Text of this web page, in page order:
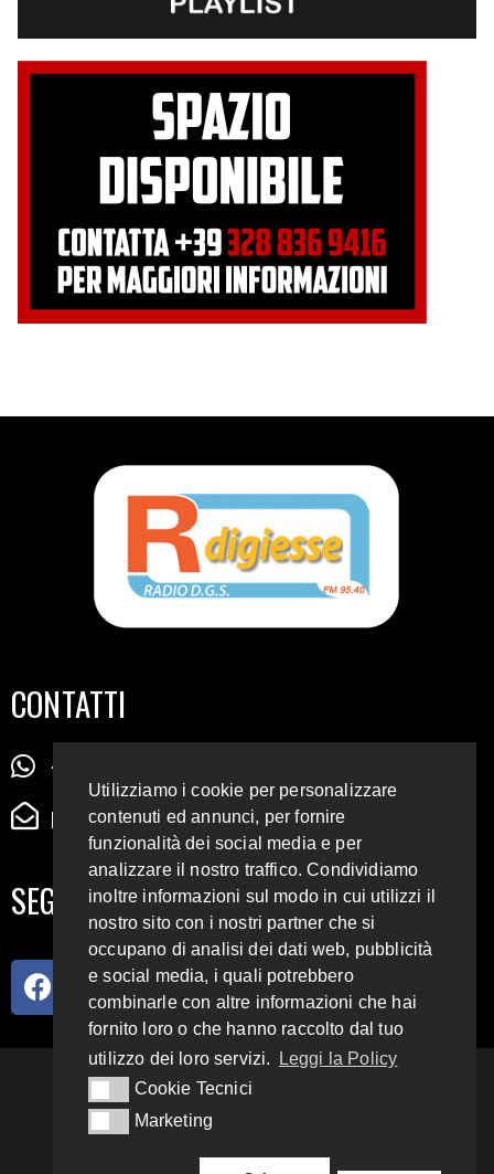
CONTATTI
+39 345 72 72 88 5
radiodigiesse@gmail.com
SEGUICI SUI SOCIAL
93.4 E 95.3 FM
Utilizziamo i cookie per personalizzare
contenuti ed annunci, per fornire
funzionalità dei social media e per
analizzare il nostro traffico. Condividiamo
inoltre informazioni sul modo in cui utilizzi il
nostro sito con i nostri partner che si
occupano di analisi dei dati web, pubblicità
e social media, i quali potrebbero
combinarle con altre informazioni che hai
fornito loro o che hanno raccolto dal tuo
utilizzo dei loro servizi.
Leggi la Policy
Cookie Tecnici
Cookie Tecnici
MarketingMarketing